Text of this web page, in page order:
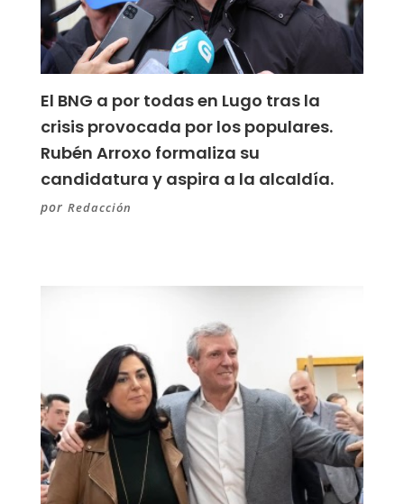
El BNG a por todas en Lugo tras la
crisis provocada por los populares.
Rubén Arroxo formaliza su
candidatura y aspira a la alcaldía.
por Redacción